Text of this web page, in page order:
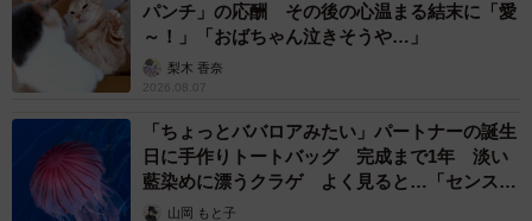
パンチ」の応酬 その後の心温まる結末に「愛
～！」「おばちゃん泣きそうや…」
梨木 香奈
2026.08.07
「ちょっとババロアみたい」パートナーの誕生
日に手作りトートバッグ 完成まで1年 淡い
藍染めに漂うクラゲ よく見ると…「センスす
ごい」山岡 もと子